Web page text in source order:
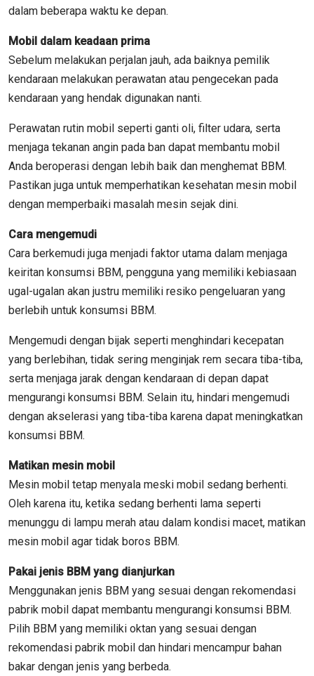
dalam beberapa waktu ke depan.
Mobil dalam keadaan prima
Sebelum melakukan perjalan jauh, ada baiknya pemilik
kendaraan melakukan perawatan atau pengecekan pada
kendaraan yang hendak digunakan nanti.
Perawatan rutin mobil seperti ganti oli, filter udara, serta
menjaga tekanan angin pada ban dapat membantu mobil
Anda beroperasi dengan lebih baik dan menghemat BBM.
Pastikan juga untuk memperhatikan kesehatan mesin mobil
dengan memperbaiki masalah mesin sejak dini.
Cara mengemudi
Cara berkemudi juga menjadi faktor utama dalam menjaga
keiritan konsumsi BBM, pengguna yang memiliki kebiasaan
ugal-ugalan akan justru memiliki resiko pengeluaran yang
berlebih untuk konsumsi BBM.
Mengemudi dengan bijak seperti menghindari kecepatan
yang berlebihan, tidak sering menginjak rem secara tiba-tiba,
serta menjaga jarak dengan kendaraan di depan dapat
mengurangi konsumsi BBM. Selain itu, hindari mengemudi
dengan akselerasi yang tiba-tiba karena dapat meningkatkan
konsumsi BBM.
Matikan mesin mobil
Mesin mobil tetap menyala meski mobil sedang berhenti.
Oleh karena itu, ketika sedang berhenti lama seperti
menunggu di lampu merah atau dalam kondisi macet, matikan
mesin mobil agar tidak boros BBM.
Pakai jenis BBM yang dianjurkan
Menggunakan jenis BBM yang sesuai dengan rekomendasi
pabrik mobil dapat membantu mengurangi konsumsi BBM.
Pilih BBM yang memiliki oktan yang sesuai dengan
rekomendasi pabrik mobil dan hindari mencampur bahan
bakar dengan jenis yang berbeda.